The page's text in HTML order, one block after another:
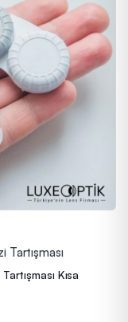
Tartışması
Kısa